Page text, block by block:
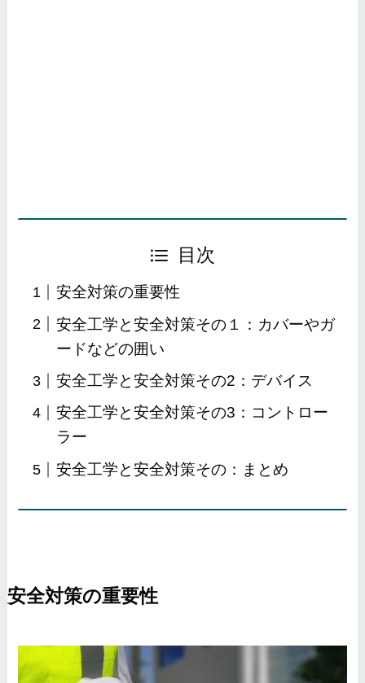
目次
安全対策の重要性
安全工学と安全対策その１：カバーやガ
ードなどの囲い
安全工学と安全対策その2：デバイス
安全工学と安全対策その3：コントロー
ラー
安全工学と安全対策その：まとめ
安全対策の重要性